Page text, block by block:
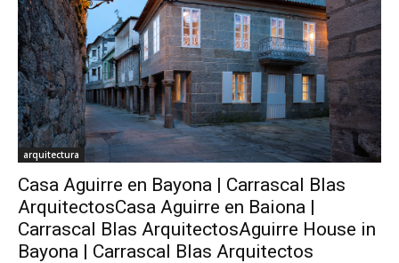
arquitectura
Casa Aguirre en Bayona | Carrascal Blas
ArquitectosCasa Aguirre en Baiona |
Carrascal Blas ArquitectosAguirre House in
Bayona | Carrascal Blas Arquitectos